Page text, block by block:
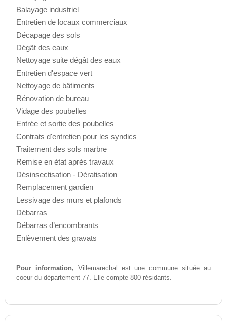
Balayage industriel
Entretien de locaux commerciaux
Décapage des sols
Dégât des eaux
Nettoyage suite dégât des eaux
Entretien d'espace vert
Nettoyage de bâtiments
Rénovation de bureau
Vidage des poubelles
Entrée et sortie des poubelles
Contrats d'entretien pour les syndics
Traitement des sols marbre
Remise en état aprés travaux
Désinsectisation - Dératisation
Remplacement gardien
Lessivage des murs et plafonds
Débarras
Débarras d’encombrants
Enlèvement des gravats
Pour information, Villemarechal est une commune située au
coeur du département 77. Elle compte 800 résidants.